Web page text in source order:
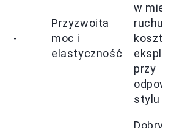
-
Przyzwoita
moc i
elastyczność
w
ruchu,
koszty
przy
stylu